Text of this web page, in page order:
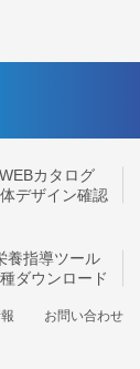
WEBカタログ
デザイン確認
養指導ツール
ダウンロード
お問い合わせ